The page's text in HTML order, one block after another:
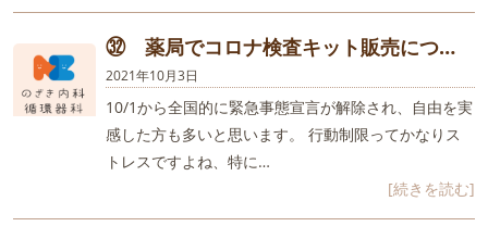
㉜ 薬局でコロナ検査キット販売につ…
2021年10月3日
10/1から全国的に緊急事態宣言が解除され、自由を実
感した方も多いと思います。 行動制限ってかなりス
トレスですよね、特に…
[続きを読む]